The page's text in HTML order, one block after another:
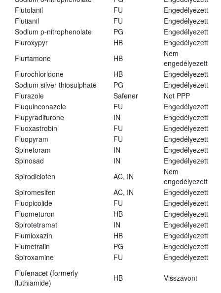
Flutolanil
FU
Engedélyezett
Flutianil
FU
Engedélyezett
Sodium p-nitrophenolate
PG
Engedélyezett
Fluroxypyr
HB
Engedélyezett
Flurtamone
HB
Nem
engedélyezett
Flurochloridone
HB
Engedélyezett
Sodium silver thiosulphate
PG
Engedélyezett
Flurazole
Safener
Not PPP
Fluquinconazole
FU
Engedélyezett
Flupyradifurone
IN
Engedélyezett
Fluoxastrobin
FU
Engedélyezett
Fluopyram
FU
Engedélyezett
Spinetoram
IN
Engedélyezett
Spinosad
IN
Engedélyezett
Spirodiclofen
AC, IN
Nem
engedélyezett
Spiromesifen
AC, IN
Engedélyezett
Fluopicolide
FU
Engedélyezett
Fluometuron
HB
Engedélyezett
Spirotetramat
IN
Engedélyezett
Flumioxazin
HB
Engedélyezett
Flumetralin
PG
Engedélyezett
Spiroxamine
FU
Engedélyezett
Flufenacet (formerly
fluthiamide)
HB Visszavont